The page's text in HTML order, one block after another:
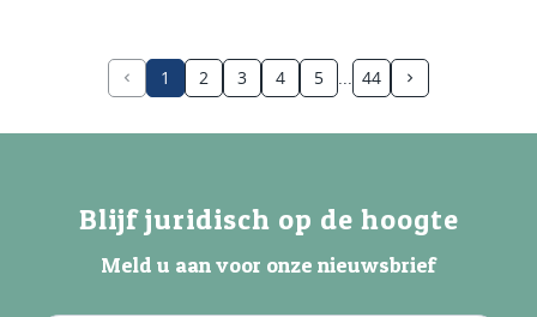
1 2 3 4 5 44
Blijf juridisch op de hoogte
Meld u aan voor onze nieuwsbrief